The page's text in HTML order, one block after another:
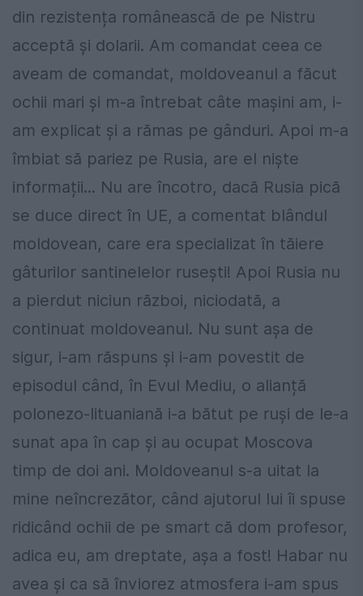
din rezistența românească de pe Nistru
acceptă și dolarii. Am comandat ceea ce
aveam de comandat, moldoveanul a făcut
ochii mari și m-a întrebat câte mașini am, i-
am explicat și a rămas pe gânduri. Apoi m-a
îmbiat să pariez pe Rusia, are el niște
informații... Nu are încotro, dacă Rusia pică
se duce direct în UE, a comentat blândul
moldovean, care era specializat în tăiere
gâturilor santinelelor rusești! Apoi Rusia nu
a pierdut niciun război, niciodată, a
continuat moldoveanul. Nu sunt așa de
sigur, i-am răspuns și i-am povestit de
episodul când, în Evul Mediu, o alianță
polonezo-lituaniană i-a bătut pe ruși de le-a
sunat apa în cap și au ocupat Moscova
timp de doi ani. Moldoveanul s-a uitat la
mine neîncrezător, când ajutorul lui îi spuse
ridicând ochii de pe smart că dom profesor,
adica eu, am dreptate, așa a fost! Habar nu
avea și ca să înviorez atmosfera i-am spus